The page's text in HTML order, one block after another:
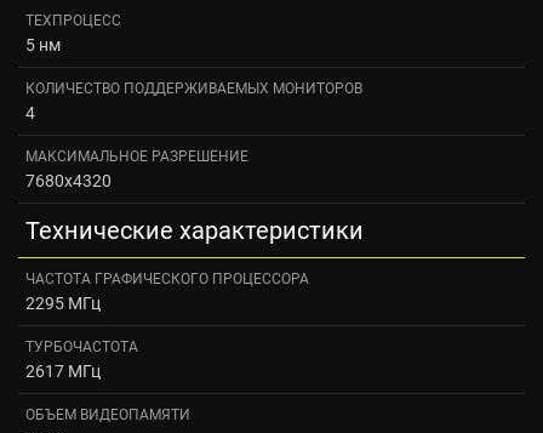
ТЕХПРОЦЕСС
5 нм
КОЛИЧЕСТВО ПОДДЕРЖИВАЕМЫХ МОНИТОРОВ
4
МАКСИМАЛЬНОЕ РАЗРЕШЕНИЕ
7680x4320
Технические характеристики
ЧАСТОТА ГРАФИЧЕСКОГО ПРОЦЕССОРА
2295 МГц
ТУРБОЧАСТОТА
2617 МГц
ОБЪЕМ ВИДЕОПАМЯТИ